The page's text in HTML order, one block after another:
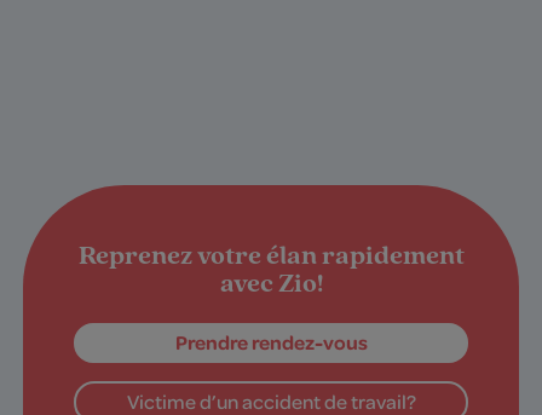
Reprenez votre élan rapidement
avec Zio!
Prendre rendez-vous
Victime d’un accident de travail?